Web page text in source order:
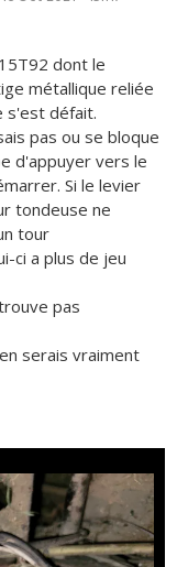
dont le
métallique reliée
s'est défait.
pas ou se bloque
d'appuyer vers le
Si le levier
tondeuse ne
tour
ci a plus de jeu
pas
serais vraiment